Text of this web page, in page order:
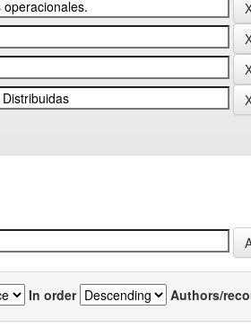
In order Authors/